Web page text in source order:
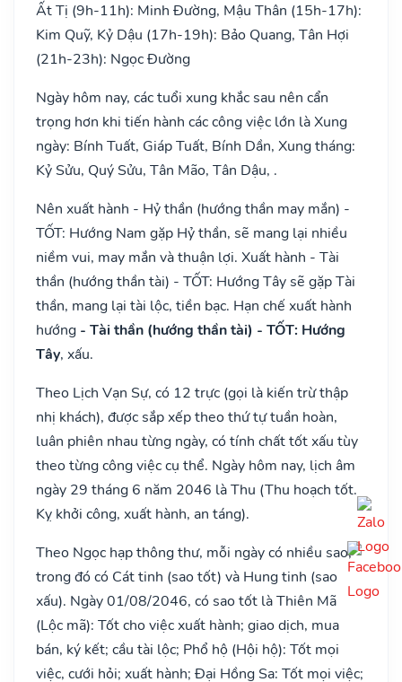
Ất Tị (9h-11h): Minh Đường, Mậu Thân (15h-17h):
Kim Quỹ, Kỷ Dậu (17h-19h): Bảo Quang, Tân Hợi
(21h-23h): Ngọc Đường
Ngày hôm nay, các tuổi xung khắc sau nên cẩn
trọng hơn khi tiến hành các công việc lớn là Xung
ngày: Bính Tuất, Giáp Tuất, Bính Dần, Xung tháng:
Kỷ Sửu, Quý Sửu, Tân Mão, Tân Dậu, .
Nên xuất hành - Hỷ thần (hướng thần may mắn) -
TỐT: Hướng Nam gặp Hỷ thần, sẽ mang lại nhiều
niềm vui, may mắn và thuận lợi. Xuất hành - Tài
thần (hướng thần tài) - TỐT: Hướng Tây sẽ gặp Tài
thần, mang lại tài lộc, tiền bạc. Hạn chế xuất hành
hướng - Tài thần (hướng thần tài) - TỐT: Hướng
Tây, xấu.
Theo Lịch Vạn Sự, có 12 trực (gọi là kiến trừ thập
nhị khách), được sắp xếp theo thứ tự tuần hoàn,
luân phiên nhau từng ngày, có tính chất tốt xấu tùy
theo từng công việc cụ thể. Ngày hôm nay, lịch âm
ngày 29 tháng 6 năm 2046 là Thu (Thu hoạch tốt.
Kỵ khởi công, xuất hành, an táng).
Theo Ngọc hạp thông thư, mỗi ngày có nhiều sao,
trong đó có Cát tinh (sao tốt) và Hung tinh (sao
xấu). Ngày 01/08/2046, có sao tốt là Thiên Mã
(Lộc mã): Tốt cho việc xuất hành; giao dịch, mua
bán, ký kết; cầu tài lộc; Phổ hộ (Hội hộ): Tốt mọi
việc, cưới hỏi; xuất hành; Đại Hồng Sa: Tốt mọi việc;